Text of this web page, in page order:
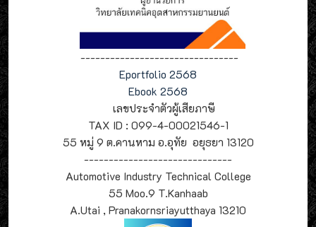
--------------------------------
Eportfolio 2568
Ebook 2568
เลขประจำตัวผู้เสียภาษี
TAX ID : 099-4-00021546-1
55 หมู่ 9 ต.คานหาม อ.อุทัย อยุธยา 13120
------------------------------
Automotive Industry Technical College
55 Moo.9 T.Kanhaab
A.Utai , Pranakornsriayutthaya 13210